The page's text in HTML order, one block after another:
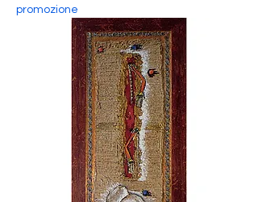
promozione